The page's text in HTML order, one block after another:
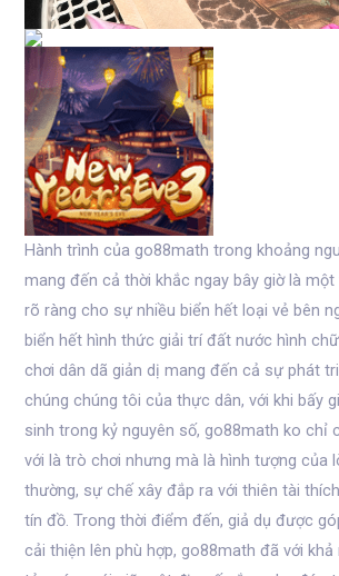
Hành trình của go88math trong khoảng
mang đến cả thời khắc ngay bây giờ là
rõ ràng cho sự nhiều biển hết loại vẻ bên
biển hết hình thức giải trí đất nước hình
chơi dân dã giản dị mang đến cả sự phát
chúng chúng tôi của thực dân, với khi bấy
sinh trong kỷ nguyên số, go88math ko chỉ
với là trò chơi nhưng mà là hình tượng của
thường, sự chế xây đắp ra với thiên tài
tín đồ. Trong thời điểm đến, giả dụ được
cải thiện lên phù hợp, go88math đã với khả